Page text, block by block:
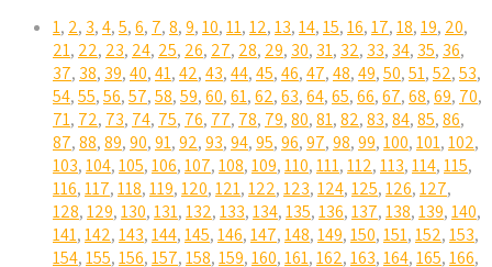
1, 2, 3,4,5,6, 7,8,9,10,11,12,13,14,15,16,17,18,19, 20,
21, 22, 23, 24, 25, 26, 27, 28, 29, 30, 31, 32, 33, 34, 35, 36,
37, 38, 39,40,41,42,43,44,45,46,47,48,49,50,51,52,53,
54,55,56,57,58,59,60,61,62,63,64,65,66,67,68,69, 70,
71, 72, 73, 74, 75, 76, 77, 78, 79,80,81,82,83,84,85,86,
87,88,89,90,91,92,93,94,95,96,97,98,99,100,101,102,
103,104,105,106,107,108,109,110,111,112,113,114,115,
116,117,118,119,120,121,122,123,124,125,126,127,
128,129,130,131,132,133,134,135,136,137,138,139,140,
141,142,143,144,145,146,147,148,149,150,151,152,153,
154,155,156,157,158,159,160,161,162,163,164,165,166,